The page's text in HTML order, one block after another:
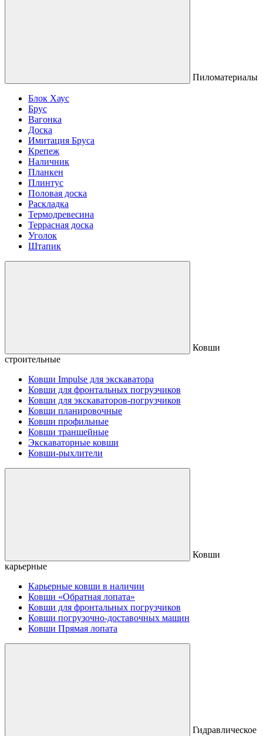
Пиломатериалы
Блок Хаус
Брус
Вагонка
Доска
Имитация Бруса
Крепеж
Наличник
Планкен
Плинтус
Половая доска
Раскладка
Термодревесина
Террасная доска
Уголок
Штапик
Ковши
строительные
Ковши Impulse для экскаватора
Ковши для фронтальных погрузчиков
Ковши для экскаваторов-погрузчиков
Ковши планировочные
Ковши профильные
Ковши траншейные
Экскаваторные ковши
Ковши-рыхлители
Ковши
карьерные
Карьерные ковши в наличии
Ковши «Обратная лопата»
Ковши для фронтальных погрузчиков
Ковши погрузочно-доставочных машин
Ковши Прямая лопата
Гидравлическое